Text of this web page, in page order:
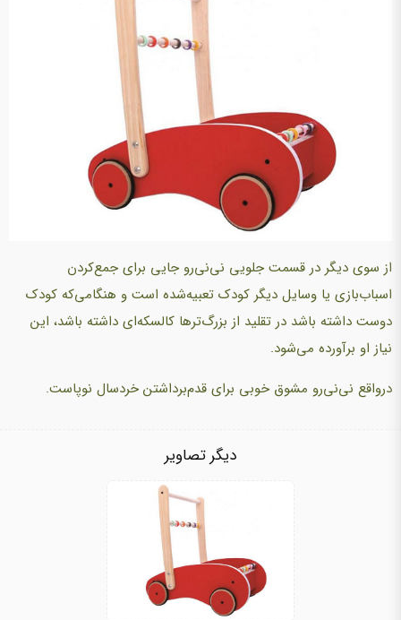
از سوی دیگر در قسمت جلویی نی‌نی‌رو جایی برای جمع‌کردن
اسباب‌بازی یا وسایل دیگر کودک تعبیه‌شده است و هنگامی‌که کودک
دوست داشته باشد در تقلید از بزرگ‌ترها کالسکه‌ای داشته باشد، این
نیاز او برآورده می‌شود.
درواقع نی‌نی‌رو مشوق خوبی برای قدم‌برداشتن خردسال نوپاست.
دیگر تصاویر